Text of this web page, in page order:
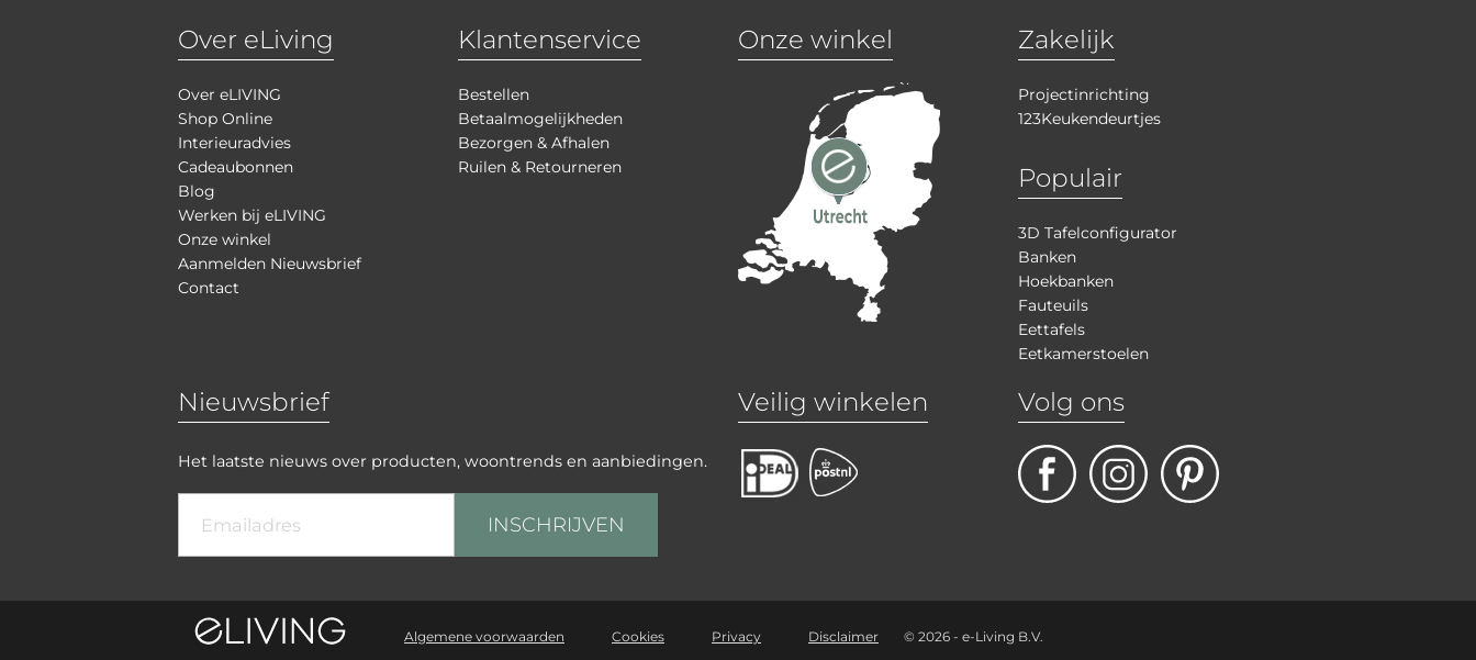
Over eLiving
Over eLIVING
Shop Online
Interieuradvies
Cadeaubonnen
Blog
Werken bij eLIVING
Onze winkel
Aanmelden Nieuwsbrief
Contact
Klantenservice
Bestellen
Betaalmogelijkheden
Bezorgen & Afhalen
Ruilen & Retourneren
Onze winkel Zakelijk
Projectinrichting
123Keukendeurtjes
Populair
3D Tafelconfigurator
Banken
Hoekbanken
Fauteuils
Eettafels
Eetkamerstoelen
Nieuwsbrief
Het laatste nieuws over producten, woontrends en aanbiedingen.
INSCHRIJVEN
Veilig winkelen Volg ons
Algemene voorwaarden Cookies Privacy Disclaimer © 2026 - e-Living B.V.